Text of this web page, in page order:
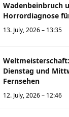
Wadenbeinbruch
Horrordiagnose
13. July, 2026 – 13:35
Dienstag und
Fernsehen
12. July, 2026 – 12:46